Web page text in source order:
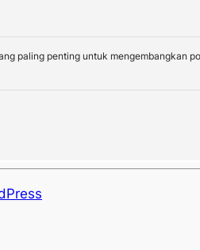
paling penting untuk mengembangkan